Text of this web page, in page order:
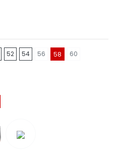
52 54 56 58 60